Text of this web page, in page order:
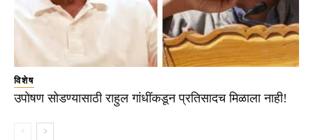
विशेष
उपोषण सोडण्यासाठी राहुल गांधींकडून प्रतिसादच मिळाला नाही!